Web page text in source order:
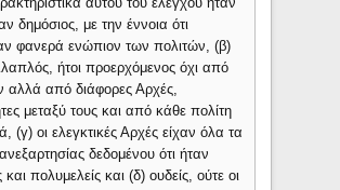
δημόσιος, με την έννοια ότι
φανερά ενώπιον των πολιτών, (β)
ήτοι προερχόμενος όχι από
αλλά από διάφορες Αρχές,
μεταξύ τους και από κάθε πολίτη
(γ) οι ελεγκτικές Αρχές είχαν όλα τα
δεδομένου ότι ήταν
πολυμελείς και (δ) ουδείς, ούτε οι